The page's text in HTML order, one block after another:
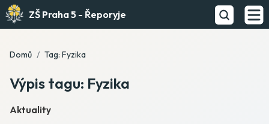
ZŠ Praha 5 - Řeporyje
Domů Tag: Fyzika
Výpis tagu: Fyzika
Aktuality